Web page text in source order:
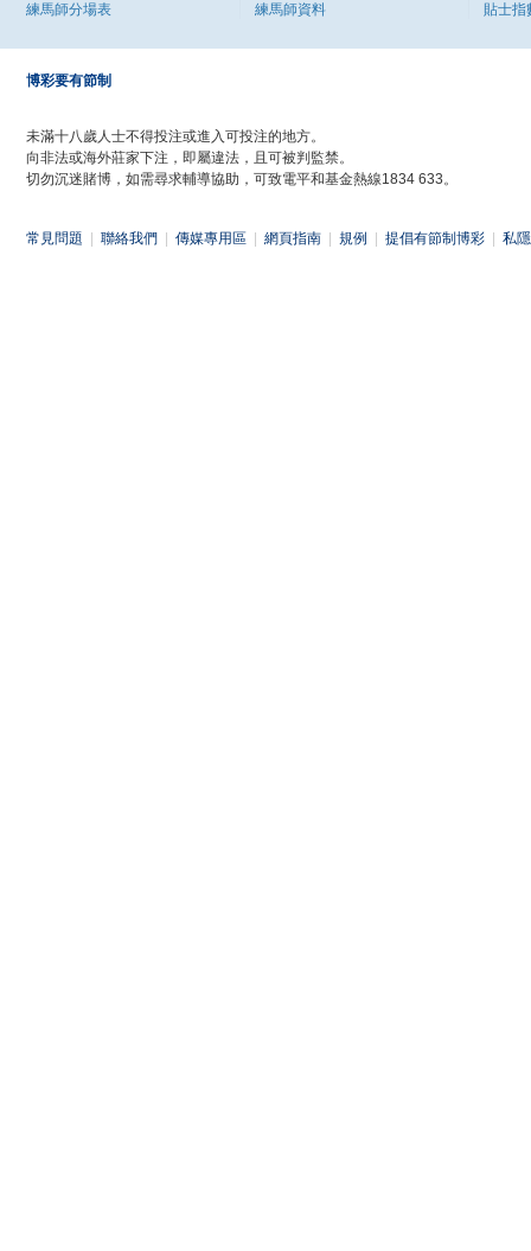
練馬師分場表
練馬師資料
貼士指
博彩要有節制
未滿十八歲人士不得投注或進入可投注的地方。
向非法或海外莊家下注，即屬違法，且可被判監禁。
切勿沉迷賭博，如需尋求輔導協助，可致電平和基金熱線1834 633。
常見問題 聯絡我們 傳媒專用區 網頁指南 規例 提倡有節制博彩 私